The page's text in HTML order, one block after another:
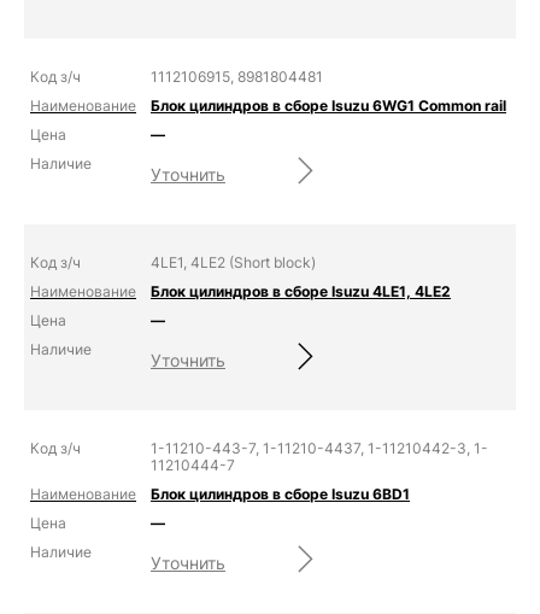
1112106915, 8981804481
Блок цилиндров в сборе Isuzu 6WG1 Common rail
—
Уточнить
4LE1, 4LE2 (Short block)
Блок цилиндров в сборе Isuzu 4LE1, 4LE2
—
Уточнить
1-11210-443-7, 1-11210-4437, 1-11210442-3, 1-
11210444-7
Блок цилиндров в сборе Isuzu 6BD1
—
Уточнить